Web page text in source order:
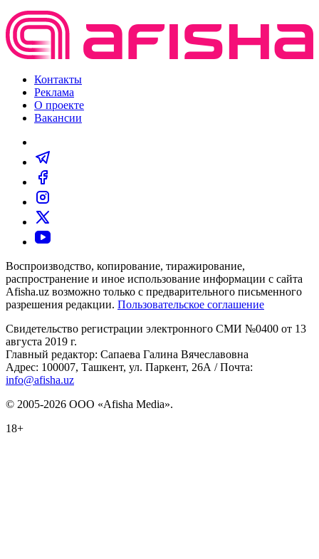
Контакты
Реклама
О проекте
Вакансии
Воспроизводство, копирование, тиражирование,
распространение и иное использование информации с сайта
Afisha.uz возможно только с предварительного письменного
разрешения редакции. Пользовательское соглашение
Свидетельство регистрации электронного СМИ №0400 от 13
августа 2019 г.
Главный редактор: Сапаева Галина Вячеславовна
Адрес: 100007, Ташкент, ул. Паркент, 26А / Почта:
info@afisha.uz
© 2005-2026 ООО «Afisha Media».
18+